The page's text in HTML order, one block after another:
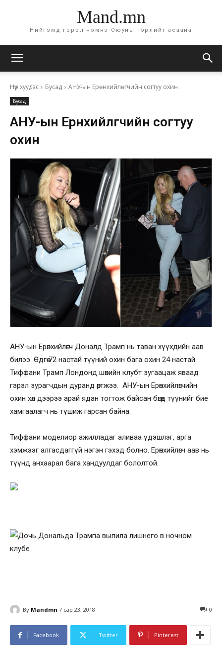
Mand.mn
Нийгэмд гэрэл нэмнэ-Оюуны гэрлийг асаана
Нүүр хуудас Бусад АНУ-ын Ерөнхийлөгчийн согтуу охин
Бусад
АНУ-ын Ерөнхийлөгчийн согтуу
охин
АНУ-ын Ерөнхийлөгч Доналд Трамп нь таван хүүхдийн аав
билээ. Өдгөө 72 настай түүний охин бага охин 24 настай
Тиффани Трамп Лондонд шөнийн клубт зугаацаж яваад
гэрэл зурагчдын дуранд өртжээ. АНУ-ын Ерөнхийлөгчийн
охин хөл дээрээ арай ядан тогтож байсан бөгөөд түүнийг бие
хамгаалагч нь түшиж гарсан байна.
Тиффани моделиор ажилладаг аливаа үдэшлэг, арга
хэмжээг алгасдаггүй нэгэн гэхэд болно. Ерөнхийлөгч аав нь
түүнд анхаарал бага хандуулдаг бололтой.
By Mandmn 7 сар 23, 2018 0
Facebook Twitter Pinterest